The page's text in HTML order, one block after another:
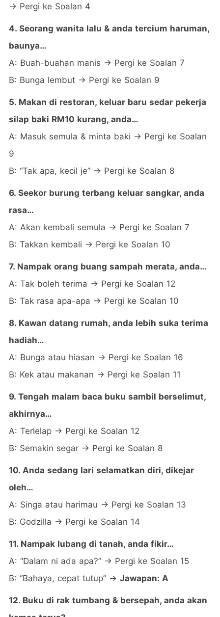
→ Pergi ke Soalan 4
4. Seorang wanita lalu & anda tercium haruman,
baunya…
A: Buah-buahan manis → Pergi ke Soalan 7
B: Bunga lembut → Pergi ke Soalan 9
5. Makan di restoran, keluar baru sedar pekerja
silap baki RM10 kurang, anda…
A: Masuk semula & minta baki → Pergi ke Soalan
9
B: “Tak apa, kecil je” → Pergi ke Soalan 8
6. Seekor burung terbang keluar sangkar, anda
rasa…
A: Akan kembali semula → Pergi ke Soalan 7
B: Takkan kembali → Pergi ke Soalan 10
7. Nampak orang buang sampah merata, anda…
A: Tak boleh terima → Pergi ke Soalan 12
B: Tak rasa apa-apa → Pergi ke Soalan 10
8. Kawan datang rumah, anda lebih suka terima
hadiah…
A: Bunga atau hiasan → Pergi ke Soalan 16
B: Kek atau makanan → Pergi ke Soalan 11
9. Tengah malam baca buku sambil berselimut,
akhirnya…
A: Terlelap → Pergi ke Soalan 12
B: Semakin segar → Pergi ke Soalan 8
10. Anda sedang lari selamatkan diri, dikejar
oleh…
A: Singa atau harimau → Pergi ke Soalan 13
B: Godzilla → Pergi ke Soalan 14
11. Nampak lubang di tanah, anda fikir…
A: “Dalam ni ada apa?” → Pergi ke Soalan 15
B: “Bahaya, cepat tutup” → Jawapan: A
12. Buku di rak tumbang & bersepah, anda akan